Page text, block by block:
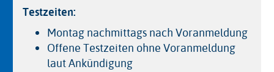
Testzeiten:
Montag nachmittags nach Voranmeldung
Offene Testzeiten ohne Voranmeldung
laut Ankündigung